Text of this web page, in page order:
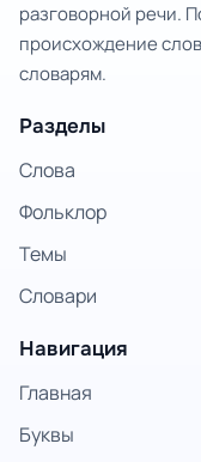
разговорной речи.
происхождение
словарям.
Разделы
Слова
Фольклор
Темы
Словари
Навигация
Главная
Буквы